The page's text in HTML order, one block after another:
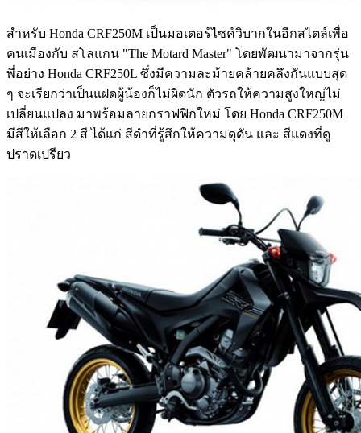
สำหรับ Honda CRF250M เป็นมอเตอร์ไซค์วิบากในอีกสไตล์เพื่อ
คนเมืองกับ สโลแกน "The Motard Master" โดยพัฒนามาจากรุ่น
พี่อย่าง Honda CRF250L ซึ่งมีความละม้ายคล้ายคลึงกันแบบสุด
ๆ จะเรียกว่าเป็นแฝดผู้น้องก็ไม่ผิดนัก ตัวรถให้ความสูงใหญ่ไม่
เปลี่ยนแปลง มาพร้อมลายกราฟฟิกใหม่ โดย Honda CRF250M
มีสีให้เลือก 2 สี ได้แก่ สีดำที่รู้สึกให้ความดุดัน และ สีแดงที่ดู
ปราดเปรียว